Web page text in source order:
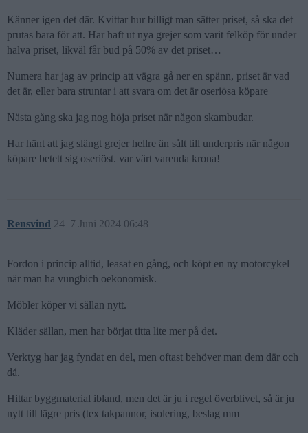
Känner igen det där. Kvittar hur billigt man sätter priset, så ska det
prutas bara för att. Har haft ut nya grejer som varit felköp för under
halva priset, likväl får bud på 50% av det priset…
Numera har jag av princip att vägra gå ner en spänn, priset är vad
det är, eller bara struntar i att svara om det är oseriösa köpare
Nästa gång ska jag nog höja priset när någon skambudar.
Har hänt att jag slängt grejer hellre än sålt till underpris när någon
köpare betett sig oseriöst. var värt varenda krona!
Rensvind 7 Juni 2024 06:48
24
Fordon i princip alltid, leasat en gång, och köpt en ny motorcykel
när man ha vungbich oekonomisk.
Möbler köper vi sällan nytt.
Kläder sällan, men har börjat titta lite mer på det.
Verktyg har jag fyndat en del, men oftast behöver man dem där och
då.
Hittar byggmaterial ibland, men det är ju i regel överblivet, så är ju
nytt till lägre pris (tex takpannor, isolering, beslag mm